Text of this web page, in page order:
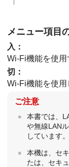
メニュー項目
入 ：
Wi-Fi機能を使用
切 ：
Wi-Fi機能を使用
ご注意
本書では、
や無線LAN
しています。
本機は、セ
たは、セキ